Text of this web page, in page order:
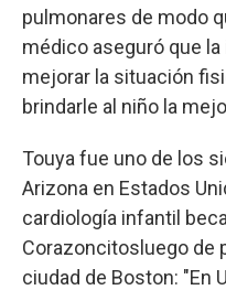
pulmonares de modo
médico aseguró que
mejorar la situación
brindarle al niño la
Touya fue uno de los
Arizona en Estados
cardiología infantil
Corazoncitosluego de
ciudad de Boston: "En